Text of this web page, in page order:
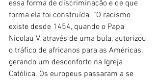
essa forma de discriminação e de que
forma ela foi construída. “O racismo
existe desde 1454, quando o Papa
Nicolau V, através de uma bula, autorizou
o tráfico de africanos para as Américas,
gerando um desconforto na Igreja
Católica. Os europeus passaram a se